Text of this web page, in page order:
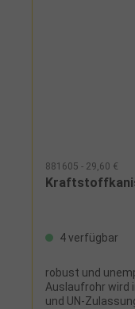
881605 - 29,60 €
4 verfügbar
robust und
Auslaufrohr wird
und UN-